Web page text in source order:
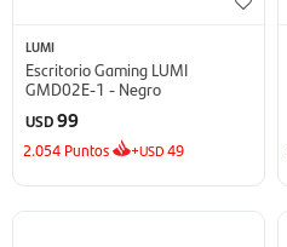
LUMI
Escritorio Gaming LUMI
GMD02E-1 - Negro
USD99
2.054 Puntos +USD49